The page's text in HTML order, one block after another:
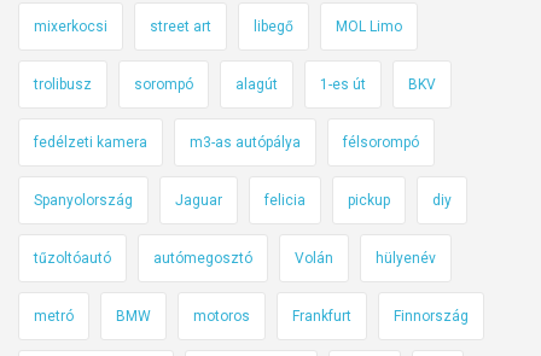
e
k
r
m
o
s
mixerkocsi street art libegő MOL Limo
trolibusz sorompó alagút 1-es út BKV
fedélzeti kamera m3-as autópálya félsorompó
Spanyolország Jaguar felicia pickup diy
tűzoltóautó autómegosztó Volán hülyenév
metró BMW motoros Frankfurt Finnország